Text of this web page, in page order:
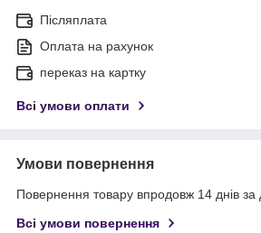
Післяплата
Оплата на рахунок
переказ на картку
Всі умови оплати
Умови повернення
Повернення товару впродовж 14 днів за
Всі умови повернення